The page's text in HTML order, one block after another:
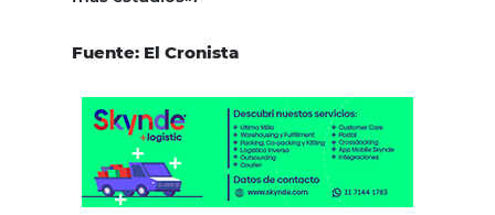
Fuente: El Cronista